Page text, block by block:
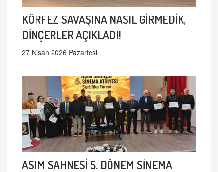
KÖRFEZ SAVAŞINA NASIL GİRMEDİK,
DİNÇERLER AÇIKLADI!
27 Nisan 2026 Pazartesi
ASIM SAHNESİ 5. DÖNEM SİNEMA